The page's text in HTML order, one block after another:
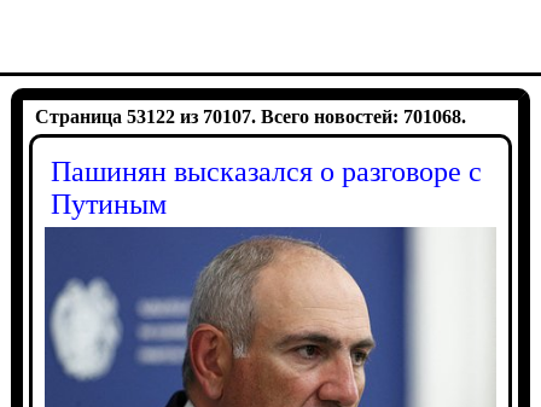
Страница 53122 из 70107. Всего новостей: 701068.
Пашинян высказался о разговоре с
Путиным